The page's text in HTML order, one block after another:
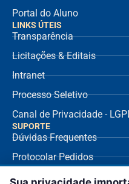
Portal do Aluno
LINKS ÚTEIS
Transparência
Licitações & Editais
Intranet
Processo Seletivo
Canal de Privacidade -
SUPORTE
Dúvidas Frequentes
Protocolar Pedidos
Envio de NF Fornecedor